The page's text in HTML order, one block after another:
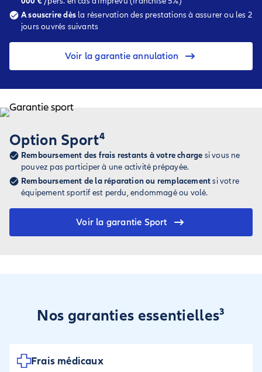
A souscrire dès la réservation des prestations à assurer ou les 2
jours ouvrés suivants
Voir la garantie annulation
Option Sport⁴
Remboursement des frais restants à votre charge si vous ne
pouvez pas participer à une activité prépayée.
Remboursement de la réparation ou remplacementsi votre
équipement sportif est perdu, endommagé ou volé.
Voir la garantie Sport
Nos garanties essentielles³
Frais médicaux